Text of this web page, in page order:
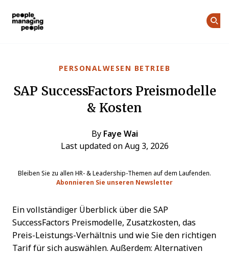
PERSONALWESEN BETRIEB
SAP SuccessFactors Preismodelle
& Kosten
By Faye Wai
Last updated on Aug 3, 2026
Bleiben Sie zu allen HR- & Leadership-Themen auf dem Laufenden.
Abonnieren Sie unseren Newsletter
Ein vollständiger Überblick über die SAP
SuccessFactors Preismodelle, Zusatzkosten, das
Preis-Leistungs-Verhältnis und wie Sie den richtigen
Tarif für sich auswählen. Außerdem: Alternativen